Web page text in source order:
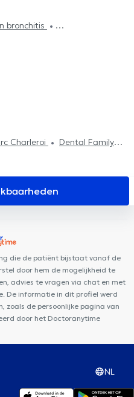
bronchitis
Charleroi
Dental Family
Médical THIC
Cabinet de kinésithérapie
die de patiënt bijstaat vanaf de
door hem de mogelijkheid te
advies te vragen via chat en met
De informatie in dit profiel werd
zoals de persoonlijke pagina van
door het Doctoranytime
NL